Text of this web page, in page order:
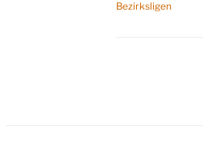
Bezirksligen